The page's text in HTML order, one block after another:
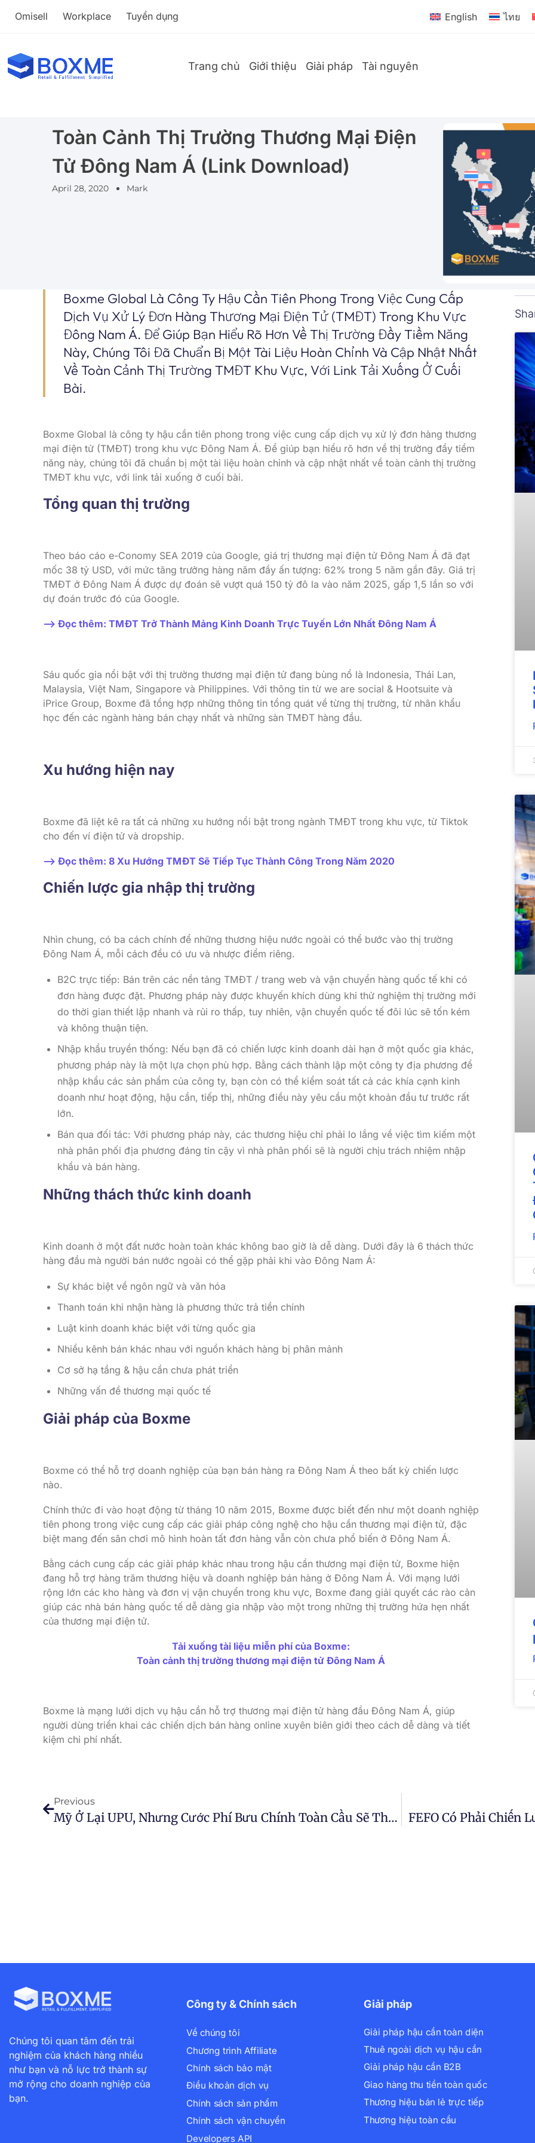
Omisell Workplace Tuyển dụng English ไทย
Trang chủ Giới thiệu Giải pháp Tài nguyên
Toàn Cảnh Thị Trường Thương Mại Điện
Tử Đông Nam Á (link Download)
April 28, 2020 Mark
Boxme Global Là Công Ty Hậu Cần Tiên Phong Trong Việc Cung Cấp
Dịch Vụ Xử Lý Đơn Hàng Thương Mại Điện Tử (TMĐT) Trong Khu Vực
Đông Nam Á. Để Giúp Bạn Hiểu Rõ Hơn Về Thị Trường Đầy Tiềm Năng
Này, Chúng Tôi Đã Chuẩn Bị Một Tài Liệu Hoàn Chỉnh Và Cập Nhật Nhất
Về Toàn Cảnh Thị Trường TMĐT Khu Vực, Với Link Tải Xuống Ở Cuối
Bài.
Boxme Global là công ty hậu cần tiên phong trong việc cung cấp dịch vụ xử lý đơn hàng thương
mại điện tử (TMĐT) trong khu vực Đông Nam Á. Để giúp bạn hiểu rõ hơn về thị trường đầy tiềm
năng này, chúng tôi đã chuẩn bị một tài liệu hoàn chỉnh và cập nhật nhất về toàn cảnh thị trường
TMĐT khu vực, với link tải xuống ở cuối bài.
Tổng quan thị trường
Theo báo cáo e-Conomy SEA 2019 của Google, giá trị thương mại điện tử Đông Nam Á đã đạt
mốc 38 tỷ USD, với mức tăng trưởng hàng năm đầy ấn tượng: 62% trong 5 năm gần đây. Giá trị
TMĐT ở Đông Nam Á được dự đoán sẽ vượt quá 150 tỷ đô la vào năm 2025, gấp 1,5 lần so với
dự đoán trước đó của Google.
–> Đọc thêm: TMĐT Trở Thành Mảng Kinh Doanh Trực Tuyến Lớn Nhất Đông Nam Á
Sáu quốc gia nổi bật với thị trường thương mại điện tử đang bùng nổ là Indonesia, Thái Lan,
Malaysia, Việt Nam, Singapore và Philippines. Với thông tin từ we are social & Hootsuite và
iPrice Group, Boxme đã tổng hợp những thông tin tổng quát về từng thị trường, từ nhân khẩu
học đến các ngành hàng bán chạy nhất và những sàn TMĐT hàng đầu.
Xu hướng hiện nay
Boxme đã liệt kê ra tất cả những xu hướng nổi bật trong ngành TMĐT trong khu vực, từ Tiktok
cho đến ví điện tử và dropship.
–> Đọc thêm: 8 Xu Hướng TMĐT Sẽ Tiếp Tục Thành Công Trong Năm 2020
Chiến lược gia nhập thị trường
Nhìn chung, có ba cách chính để những thương hiệu nước ngoài có thể bước vào thị trường
Đông Nam Á, mỗi cách đều có ưu và nhược điểm riêng.
B2C trực tiếp: Bán trên các nền tảng TMĐT / trang web và vận chuyển hàng quốc tế khi có
đơn hàng được đặt. Phương pháp này được khuyến khích dùng khi thử nghiệm thị trường mới
do thời gian thiết lập nhanh và rủi ro thấp, tuy nhiên, vận chuyển quốc tế đôi lúc sẽ tốn kém
và không thuận tiện.
Nhập khẩu truyền thống: Nếu bạn đã có chiến lược kinh doanh dài hạn ở một quốc gia khác,
phương pháp này là một lựa chọn phù hợp. Bằng cách thành lập một công ty địa phương để
nhập khẩu các sản phẩm của công ty, bạn còn có thể kiểm soát tất cả các khía cạnh kinh
doanh như hoạt động, hậu cần, tiếp thị, những điều này yêu cầu một khoản đầu tư trước rất
lớn.
Bán qua đối tác: Với phương pháp này, các thương hiệu chỉ phải lo lắng về việc tìm kiếm một
nhà phân phối địa phương đáng tin cậy vì nhà phân phối sẽ là người chịu trách nhiệm nhập
khẩu và bán hàng.
Những thách thức kinh doanh
Kinh doanh ở một đất nước hoàn toàn khác không bao giờ là dễ dàng. Dưới đây là 6 thách thức
hàng đầu mà người bán nước ngoài có thể gặp phải khi vào Đông Nam Á:
Sự khác biệt về ngôn ngữ và văn hóa
Thanh toán khi nhận hàng là phương thức trả tiền chính
Luật kinh doanh khác biệt với từng quốc gia
Nhiều kênh bán khác nhau với nguồn khách hàng bị phân mảnh
Cơ sở hạ tầng & hậu cần chưa phát triển
Những vấn đề thương mại quốc tế
Giải pháp của Boxme
Boxme có thể hỗ trợ doanh nghiệp của bạn bán hàng ra Đông Nam Á theo bất kỳ chiến lược
nào.
Chính thức đi vào hoạt động từ tháng 10 năm 2015, Boxme được biết đến như một doanh nghiệp
tiên phong trong việc cung cấp các giải pháp công nghệ cho hậu cần thương mại điện tử, đặc
biệt mang đến sân chơi mô hình hoàn tất đơn hàng vẫn còn chưa phổ biến ở Đông Nam Á.
Bằng cách cung cấp các giải pháp khác nhau trong hậu cần thương mại điện tử, Boxme hiện
đang hỗ trợ hàng trăm thương hiệu và doanh nghiệp bán hàng ở Đông Nam Á. Với mạng lưới
rộng lớn các kho hàng và đơn vị vận chuyển trong khu vực, Boxme đang giải quyết các rào cản
giúp các nhà bán hàng quốc tế dễ dàng gia nhập vào một trong những thị trường hứa hẹn nhất
của thương mại điện tử.
Tải xuống tài liệu miễn phí của Boxme:
Toàn cảnh thị trường thương mại điện tử Đông Nam Á
Boxme là mạng lưới dịch vụ hậu cần hỗ trợ thương mại điện tử hàng đầu Đông Nam Á, giúp
người dùng triển khai các chiến dịch bán hàng online xuyên biên giới theo cách dễ dàng và tiết
kiệm chi phí nhất.
Previous
Mỹ Ở Lại UPU, Nhưng Cước Phí Bưu Chính Toàn Cầu Sẽ Thay Đổi FEFO Có Phải Chiến
Chúng tôi quan tâm đến trải
nghiệm của khách hàng nhiều
như bạn và nỗ lực trở thành sự
mở rộng cho doanh nghiệp của
bạn.
Công ty & Chính sách
Về chúng tôi
Chương trình Affiliate
Chính sách bảo mật
Điều khoản dịch vụ
Chính sách sản phẩm
Chính sách vận chuyển
Developers API
Giải pháp
Giải pháp hậu cần toàn diện
Thuê ngoài dịch vụ hậu cần
Giải pháp hậu cần B2B
Giao hàng thu tiền toàn quốc
Thương hiệu bán lẻ trực tiếp
Thương hiệu toàn cầu